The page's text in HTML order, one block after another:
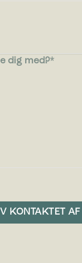
dig med?